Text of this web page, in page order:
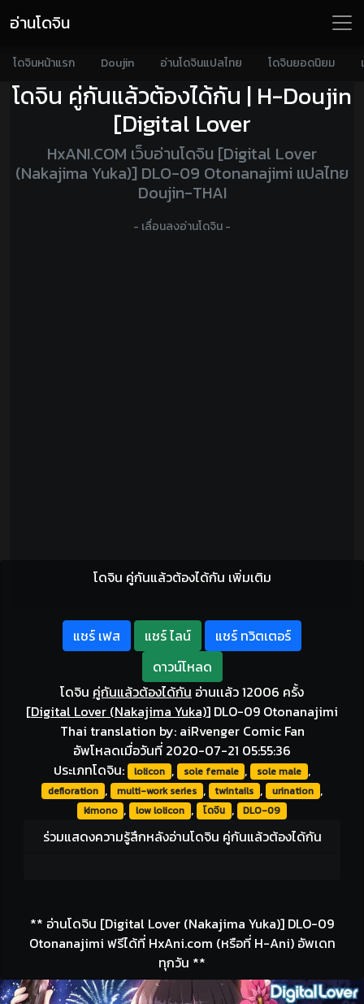
อ่านโดจิน
โดจินหน้าแรก Doujin อ่านโดจินแปลไทย โดจินยอดนิยม
โดจิน คู่กันแล้วต้องได้กัน | H-Doujin
[Digital Lover
HxANI.COM เว็บอ่านโดจิน [Digital Lover
(Nakajima Yuka)] DLO-09 Otonanajimi แปลไทย
Doujin-THAI
- เลื่อนลงอ่านโดจิน -
โดจิน คู่กันแล้วต้องได้กัน เพิ่มเติม
แชร์ เฟส แชร์ ไลน์
แชร์ ทวิตเตอร์
ดาวน์โหลด
โดจิน คู่กันแล้วต้องได้กัน อ่านเเล้ว 12006 ครั้ง
[Digital Lover (Nakajima Yuka)] DLO-09 Otonanajimi
Thai translation by: aiRvenger Comic Fan
อัพโหลดเมื่อวันที่ 2020-07-21 05:55:36
ประเภทโดจิน: lolicon , sole female , sole male ,
defloration , multi-work series , twintails , urination ,
kimono , low lolicon , โดจิน , DLO-09
ร่วมแสดงความรู้สึกหลังอ่านโดจิน คู่กันแล้วต้องได้กัน
** อ่านโดจิน [Digital Lover (Nakajima Yuka)] DLO-09
Otonanajimi ฟรีได้ที่ HxAni.com (หรือที่ H-Ani) อัพเดท
ทุกวัน **